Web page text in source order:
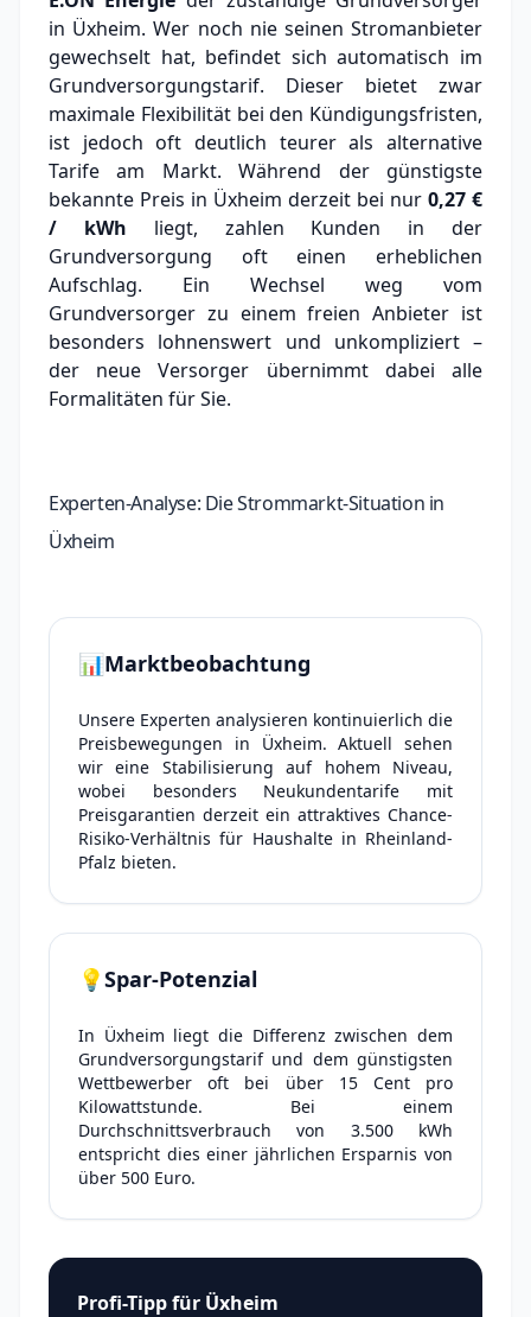
in Üxheim.Wer noch nie seinen Stromanbieter
gewechselt hat, befindet sich automatisch im
Grundversorgungstarif. Dieser bietet zwar
maximale Flexibilität bei den Kündigungsfristen,
ist jedoch oft deutlich teurer als alternative
Tarife am Markt.Während der günstigste
bekannte Preis in Üxheim derzeit bei nur 0,27 €
/ kWh liegt, zahlen Kunden in der
Grundversorgung oft einen erheblichen
Aufschlag. Ein Wechsel weg vom
Grundversorger zu einem freien Anbieter ist
besonders lohnenswert und unkompliziert –
der neue Versorger übernimmt dabei alle
Formalitäten für Sie.
Experten-Analyse: Die Strommarkt-Situation in
Üxheim
📊Marktbeobachtung
Unsere Experten analysieren kontinuierlich die
Preisbewegungen in Üxheim. Aktuell sehen
wir eine Stabilisierung auf hohem Niveau,
wobei besonders Neukundentarife mit
Preisgarantien derzeit ein attraktives Chance-
Risiko-Verhältnis für Haushalte in Rheinland-
Pfalz bieten.
💡Spar-Potenzial
In Üxheim liegt die Differenz zwischen dem
Grundversorgungstarif und dem günstigsten
Wettbewerber oft bei über 15 Cent pro
Kilowattstunde. Bei einem
Durchschnittsverbrauch von 3.500 kWh
entspricht dies einer jährlichen Ersparnis von
über 500 Euro.
Profi-Tipp für Üxheim